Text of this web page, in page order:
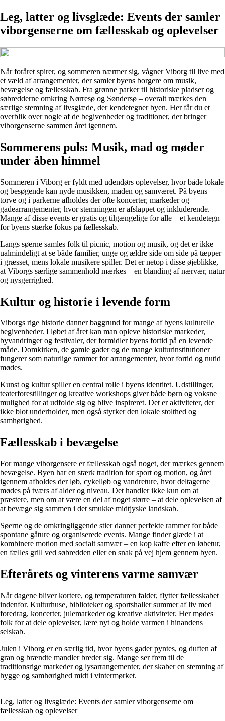
Leg, latter og livsglæde: Events der samler
viborgenserne om fællesskab og oplevelser
Når foråret spirer, og sommeren nærmer sig, vågner Viborg til live med
et væld af arrangementer, der samler byens borgere om musik,
bevægelse og fællesskab. Fra grønne parker til historiske pladser og
søbredderne omkring Nørresø og Søndersø – overalt mærkes den
særlige stemning af livsglæde, der kendetegner byen. Her får du et
overblik over nogle af de begivenheder og traditioner, der bringer
viborgenserne sammen året igennem.
Sommerens puls: Musik, mad og møder
under åben himmel
Sommeren i Viborg er fyldt med udendørs oplevelser, hvor både lokale
og besøgende kan nyde musikken, maden og samværet. På byens
torve og i parkerne afholdes der ofte koncerter, markeder og
gadearrangementer, hvor stemningen er afslappet og inkluderende.
Mange af disse events er gratis og tilgængelige for alle – et kendetegn
for byens stærke fokus på fællesskab.
Langs søerne samles folk til picnic, motion og musik, og det er ikke
ualmindeligt at se både familier, unge og ældre side om side på tæpper
i græsset, mens lokale musikere spiller. Det er netop i disse øjeblikke,
at Viborgs særlige sammenhold mærkes – en blanding af nærvær, natur
og nysgerrighed.
Kultur og historie i levende form
Viborgs rige historie danner baggrund for mange af byens kulturelle
begivenheder. I løbet af året kan man opleve historiske markeder,
byvandringer og festivaler, der formidler byens fortid på en levende
måde. Domkirken, de gamle gader og de mange kulturinstitutioner
fungerer som naturlige rammer for arrangementer, hvor fortid og nutid
mødes.
Kunst og kultur spiller en central rolle i byens identitet. Udstillinger,
teaterforestillinger og kreative workshops giver både børn og voksne
mulighed for at udfolde sig og blive inspireret. Det er aktiviteter, der
ikke blot underholder, men også styrker den lokale stolthed og
samhørighed.
Fællesskab i bevægelse
For mange viborgensere er fællesskab også noget, der mærkes gennem
bevægelse. Byen har en stærk tradition for sport og motion, og året
igennem afholdes der løb, cykelløb og vandreture, hvor deltagerne
mødes på tværs af alder og niveau. Det handler ikke kun om at
præstere, men om at være en del af noget større – at dele oplevelsen af
at bevæge sig sammen i det smukke midtjyske landskab.
Søerne og de omkringliggende stier danner perfekte rammer for både
spontane gåture og organiserede events. Mange finder glæde i at
kombinere motion med socialt samvær – en kop kaffe efter en løbetur,
en fælles grill ved søbredden eller en snak på vej hjem gennem byen.
Efterårets og vinterens varme samvær
Når dagene bliver kortere, og temperaturen falder, flytter fællesskabet
indenfor. Kulturhuse, biblioteker og sportshaller summer af liv med
foredrag, koncerter, julemarkeder og kreative aktiviteter. Her mødes
folk for at dele oplevelser, lære nyt og holde varmen i hinandens
selskab.
Julen i Viborg er en særlig tid, hvor byens gader pyntes, og duften af
gran og brændte mandler breder sig. Mange ser frem til de
traditionsrige markeder og lysarrangementer, der skaber en stemning af
hygge og samhørighed midt i vintermørket.
Leg, latter og livsglæde: Events der samler viborgenserne om
fællesskab og oplevelser